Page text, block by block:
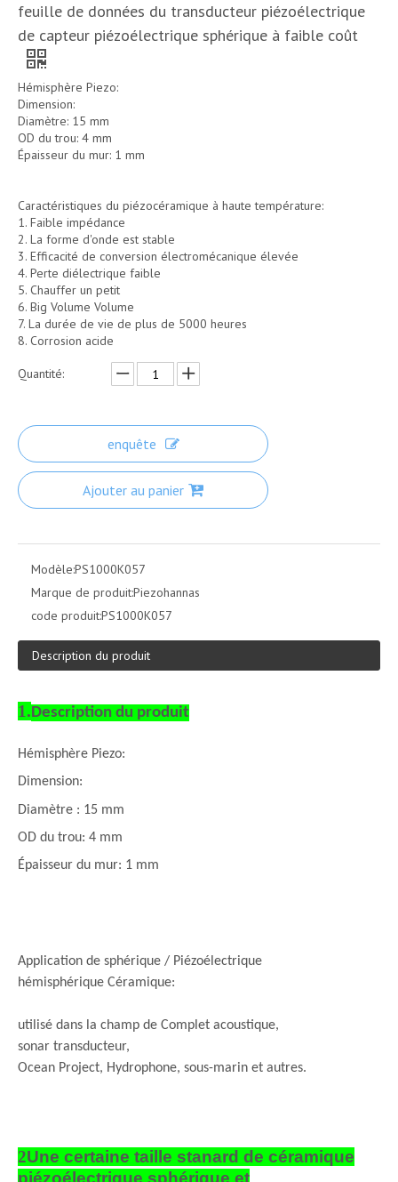
feuille de données du transducteur piézoélectrique
de capteur piézoélectrique sphérique à faible coût
Hémisphère Piezo:
Dimension:
Diamètre: 15 mm
OD du trou: 4 mm
Épaisseur du mur: 1 mm
Caractéristiques du piézocéramique à haute température:
1. Faible impédance
2. La forme d'onde est stable
3. Efficacité de conversion électromécanique élevée
4. Perte diélectrique faible
5. Chauffer un petit
6. Big Volume Volume
7. La durée de vie de plus de 5000 heures
8. Corrosion acide
Quantité:
enquête
Ajouter au panier
Modèle:PS1000K057
Marque de produit:Piezohannas
code produit:PS1000K057
Description du produit
1.Description du produit
Hémisphère Piezo:
Dimension:
Diamètre : 15 mm
OD du trou: 4 mm
Épaisseur du mur: 1 mm
Application de sphérique / Piézoélectrique
hémisphérique Céramique:
utilisé dans la champ de Complet acoustique,
sonar transducteur,
Ocean Project, Hydrophone, sous-marin et autres.
2Une certaine taille stanard de céramique
piézoélectrique sphérique et